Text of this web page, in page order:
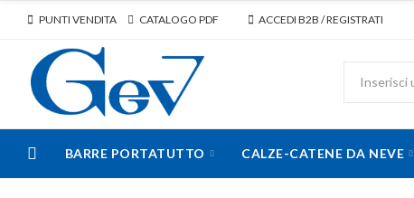
PUNTI VENDITA CATALOGO PDF ACCEDI B2B / REGISTRATI
BARRE PORTATUTTO CALZE-CATENE DA NEVE